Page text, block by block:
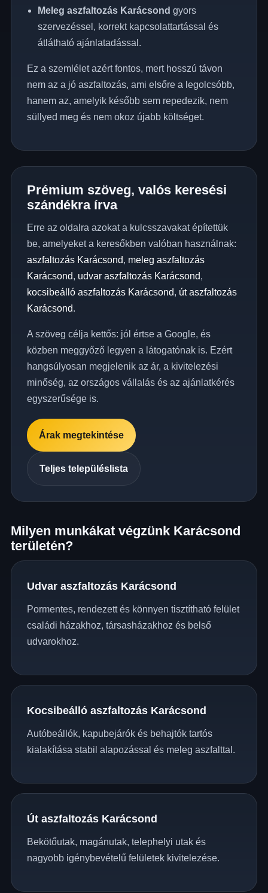
Meleg aszfaltozás Karácsond gyors
szervezéssel, korrekt kapcsolattartással és
átlátható ajánlatadással.
Ez a szemlélet azért fontos, mert hosszú távon
nem az a jó aszfaltozás, ami elsőre a legolcsóbb,
hanem az, amelyik később sem repedezik, nem
süllyed meg és nem okoz újabb költséget.
Prémium szöveg, valós keresési
szándékra írva
Erre az oldalra azokat a kulcsszavakat építettük
be, amelyeket a keresőkben valóban használnak:
aszfaltozás Karácsond, meleg aszfaltozás
Karácsond, udvar aszfaltozás Karácsond,
kocsibeálló aszfaltozás Karácsond, út aszfaltozás
Karácsond.
A szöveg célja kettős: jól értse a Google, és
közben meggyőző legyen a látogatónak is. Ezért
hangsúlyosan megjelenik az ár, a kivitelezési
minőség, az országos vállalás és az ajánlatkérés
egyszerűsége is.
Árak megtekintése
Teljes településlista
Milyen munkákat végzünk Karácsond
területén?
Udvar aszfaltozás Karácsond
Pormentes, rendezett és könnyen tisztítható felület
családi házakhoz, társasházakhoz és belső
udvarokhoz.
Kocsibeálló aszfaltozás Karácsond
Autóbeállók, kapubejárók és behajtók tartós
kialakítása stabil alapozással és meleg aszfalttal.
Út aszfaltozás Karácsond
Bekötőutak, magánutak, telephelyi utak és
nagyobb igénybevételű felületek kivitelezése.